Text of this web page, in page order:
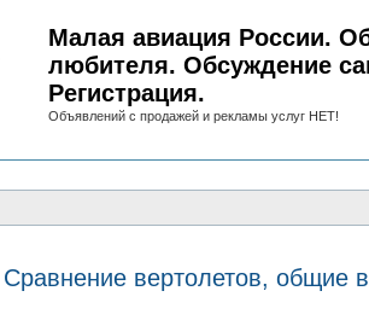
Малая авиация России.
любителя. Обсуждение
Регистрация.
Объявлений с продажей и рекламы услуг НЕТ!
Сравнение вертолетов, общие